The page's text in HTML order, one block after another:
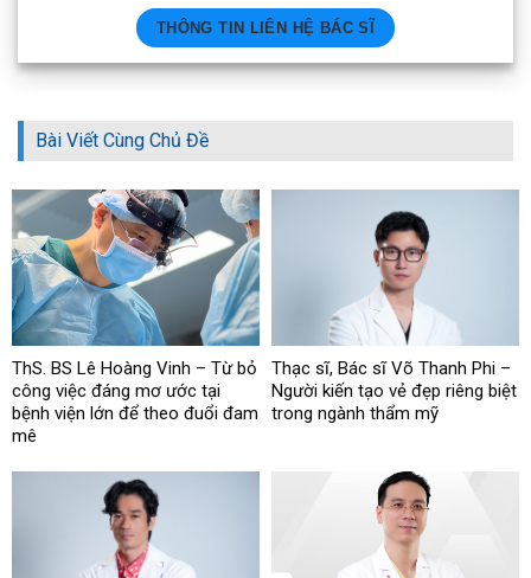
THÔNG TIN LIÊN HỆ BÁC SĨ
Bài Viết Cùng Chủ Đề
ThS. BS Lê Hoàng Vinh – Từ bỏ
công việc đáng mơ ước tại
bệnh viện lớn để theo đuổi đam
mê
Thạc sĩ, Bác sĩ Võ Thanh Phi –
Người kiến tạo vẻ đẹp riêng biệt
trong ngành thẩm mỹ